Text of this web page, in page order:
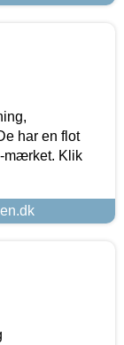
har en flot
mærket. Klik